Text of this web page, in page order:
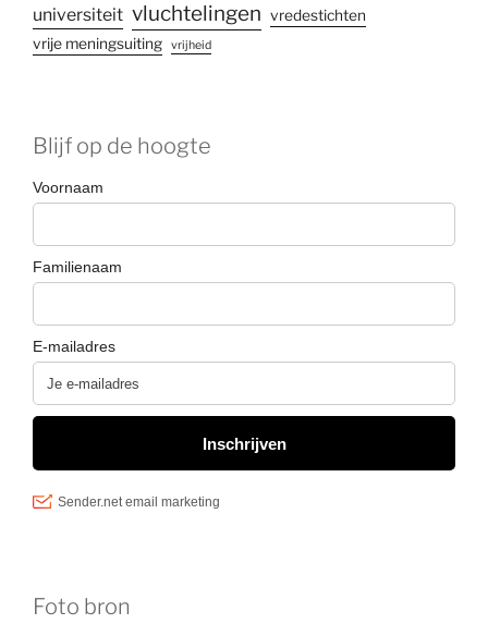
universiteit vluchtelingen vredestichten
vrije meningsuiting
vrijheid
Blijf op de hoogte
Foto bron